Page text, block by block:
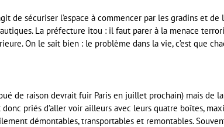
de sécuriser l’espace à commencer par les gradins et
La préfecture itou : il faut parer à la menace
On le sait bien : le problème dans la vie, c’est que
de raison devrait fuir Paris en juillet prochain) mais de
priés d’aller voir ailleurs avec leurs quatre boîtes,
démontables, transportables et remontables.